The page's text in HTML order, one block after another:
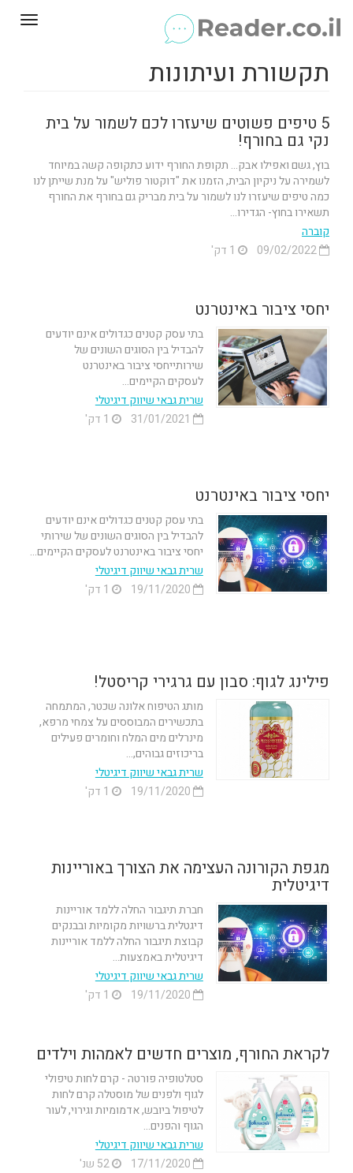
תקשורת ועיתונות
5 טיפים פשוטים שיעזרו לכם לשמור על בית
נקי גם בחורף!
בוץ, גשם ואפילו אבק... תקופת החורף ידוע כתקופה קשה במיוחד
לשמירה על ניקיון הבית, הזמנו את "דוקטור פוליש" על מנת שייתן לנו
כמה טיפים שיעזרו לנו לשמור על בית מבריק גם בחורף את החורף
תשאירו בחוץ- הגדירו...
קוברה
יחסי ציבור באינטרנט
בתי עסק קטנים כגדולים אינם יודעים
להבדיל בין הסוגים השונים של
שירותייחסי ציבור באינטרנט
לעסקים הקיימים...
שרית גבאי שיווק דיגיטלי
יחסי ציבור באינטרנט
בתי עסק קטנים כגדולים אינם יודעים
להבדיל בין הסוגים השונים של שירותי
יחסי ציבור באינטרנט לעסקים הקיימים...
שרית גבאי שיווק דיגיטלי
פילינג לגוף: סבון עם גרגירי קריסטל!
מותג הטיפוח אלונה שכטר, המתמחה
בתכשירים המבוססים על צמחי מרפא,
מינרלים מים המלח וחומרים פעילים
בריכוזים גבוהים,...
שרית גבאי שיווק דיגיטלי
מגפת הקורונה העצימה את הצורך באוריינות
דיגיטלית
חברת תיגבור החלה ללמד אוריינות
דיגטלית ברשויות מקומיות ובבנקים
קבוצת תיגבור החלה ללמד אוריינות
דיגיטלית באמצעות...
שרית גבאי שיווק דיגיטלי
לקראת החורף, מוצרים חדשים לאמהות וילדים
סטלטופיה פורטה - קרם לחות טיפולי
לגוף ולפנים של מוסטלה קרם לחות
לטיפול ביובש, אדמומיות וגירוי, לעור
הגוף והפנים...
שרית גבאי שיווק דיגיטלי
52 שנ'